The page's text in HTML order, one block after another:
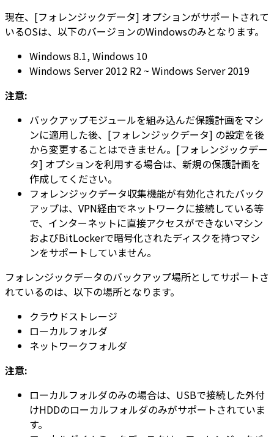
現在、[フォレンジックデータ] オプションがサポートされて
いるOSは、以下のバージョンのWindowsのみとなります。
Windows 8.1, Windows 10
Windows Server 2012 R2 ~ Windows Server 2019
注意:
バックアップモジュールを組み込んだ保護計画をマシ
ンに適用した後、[フォレンジックデータ] の設定を後
から変更することはできません。[フォレンジックデー
タ] オプションを利用する場合は、新規の保護計画を
作成してください。
フォレンジックデータ収集機能が有効化されたバック
アップは、VPN経由でネットワークに接続している等
で、インターネットに直接アクセスができないマシン
およびBitLockerで暗号化されたディスクを持つマシ
ンをサポートしていません。
フォレンジックデータのバックアップ場所としてサポートさ
れているのは、以下の場所となります。
クラウドストレージ
ローカルフォルダ
ネットワークフォルダ
注意:
ローカルフォルダのみの場合は、USBで接続した外付
けHDDのローカルフォルダのみがサポートされていま
す。